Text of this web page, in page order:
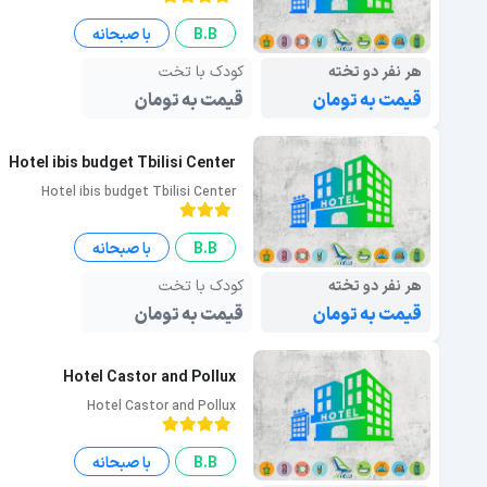
B.B
با صبحانه
هر نفر دو تخته
قیمت به تومان
کودک با تخت
قیمت به تومان
Hotel ibis budget Tbilisi Center
Hotel ibis budget Tbilisi Center
B.B
با صبحانه
هر نفر دو تخته
قیمت به تومان
کودک با تخت
قیمت به تومان
Hotel Castor and Pollux
Hotel Castor and Pollux
B.B با صبحانه